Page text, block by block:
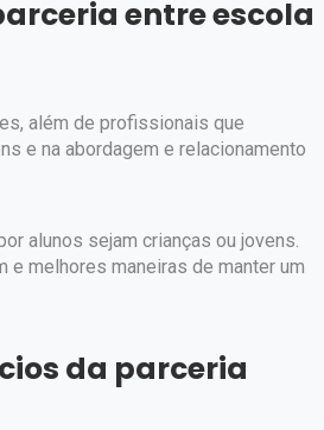
entre escola
além de profissionais que
e na abordagem e relacionamento
alunos sejam crianças ou jovens.
melhores maneiras de manter um
da parceria